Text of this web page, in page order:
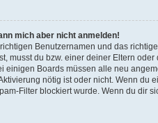
mich aber nicht anmelden!
Benutzernamen und das
musst du bzw. einer deiner Eltern
einigen Boards müssen alle neu
nötig ist oder nicht. Wenn
Filter blockiert wurde. Wenn du dir